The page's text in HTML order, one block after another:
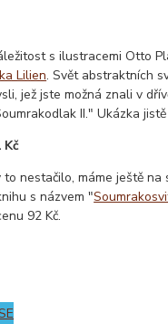
s ilustracemi Otto
Lilien. Svět abstraktních
jež jste možná znali v
II." Ukázka
Kč
to nestačilo, máme ještě na
s názvem "
92 Kč.